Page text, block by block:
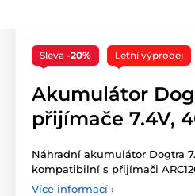
Sleva -20% Letní výprodej
Akumulátor
přijímače 7.4V,
Náhradní akumulátor Dogtra
kompatibilní s přijímači
Více informací ›